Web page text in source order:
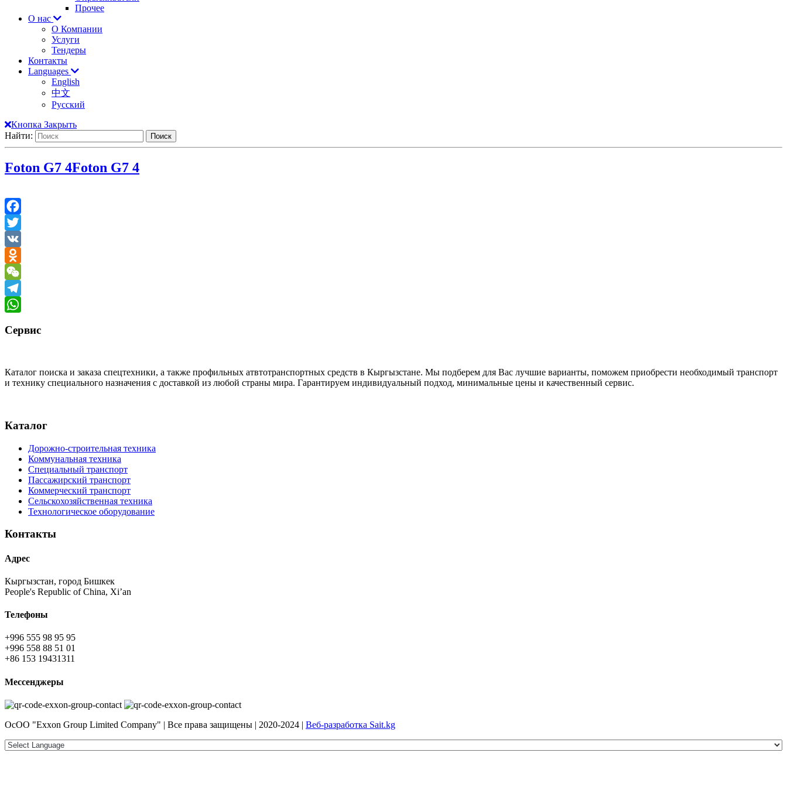
Прочее
О нас
О Компании
Услуги
Тендеры
Контакты
Languages
English
中文
Русский
Кнопка Закрыть
Найти:
Foton G7 4Foton G7 4
Facebook
Twitter
VK
Odnoklassniki
WeChat
Telegram
Сервис
Каталог поиска и заказа спецтехники, а также профильных атвтотранспортных средств в Кыргызстане. Мы подберем для Вас лучшие варианты, поможем приобрести необходимый транспорт
и технику специального назначения с доставкой из любой страны мира. Гарантируем индивидуальный подход, минимальные цены и качественный сервис.
Каталог
Дорожно-строительная техника
Коммунальная техника
Специальный транспорт
Пассажирский транспорт
Коммерческий транспорт
Сельскохозяйственная техника
Технологическое оборудование
Контакты
Адрес
Кыргызстан, город Бишкек
People's Republic of China, Xi’an
Телефоны
+996 555 98 95 95
+996 558 88 51 01
+86 153 19431311
Мессенджеры
ОсОО "Exxon Group Limited Company" | Все права защищены | 2020-2024 | Веб-разработка Sait.kg